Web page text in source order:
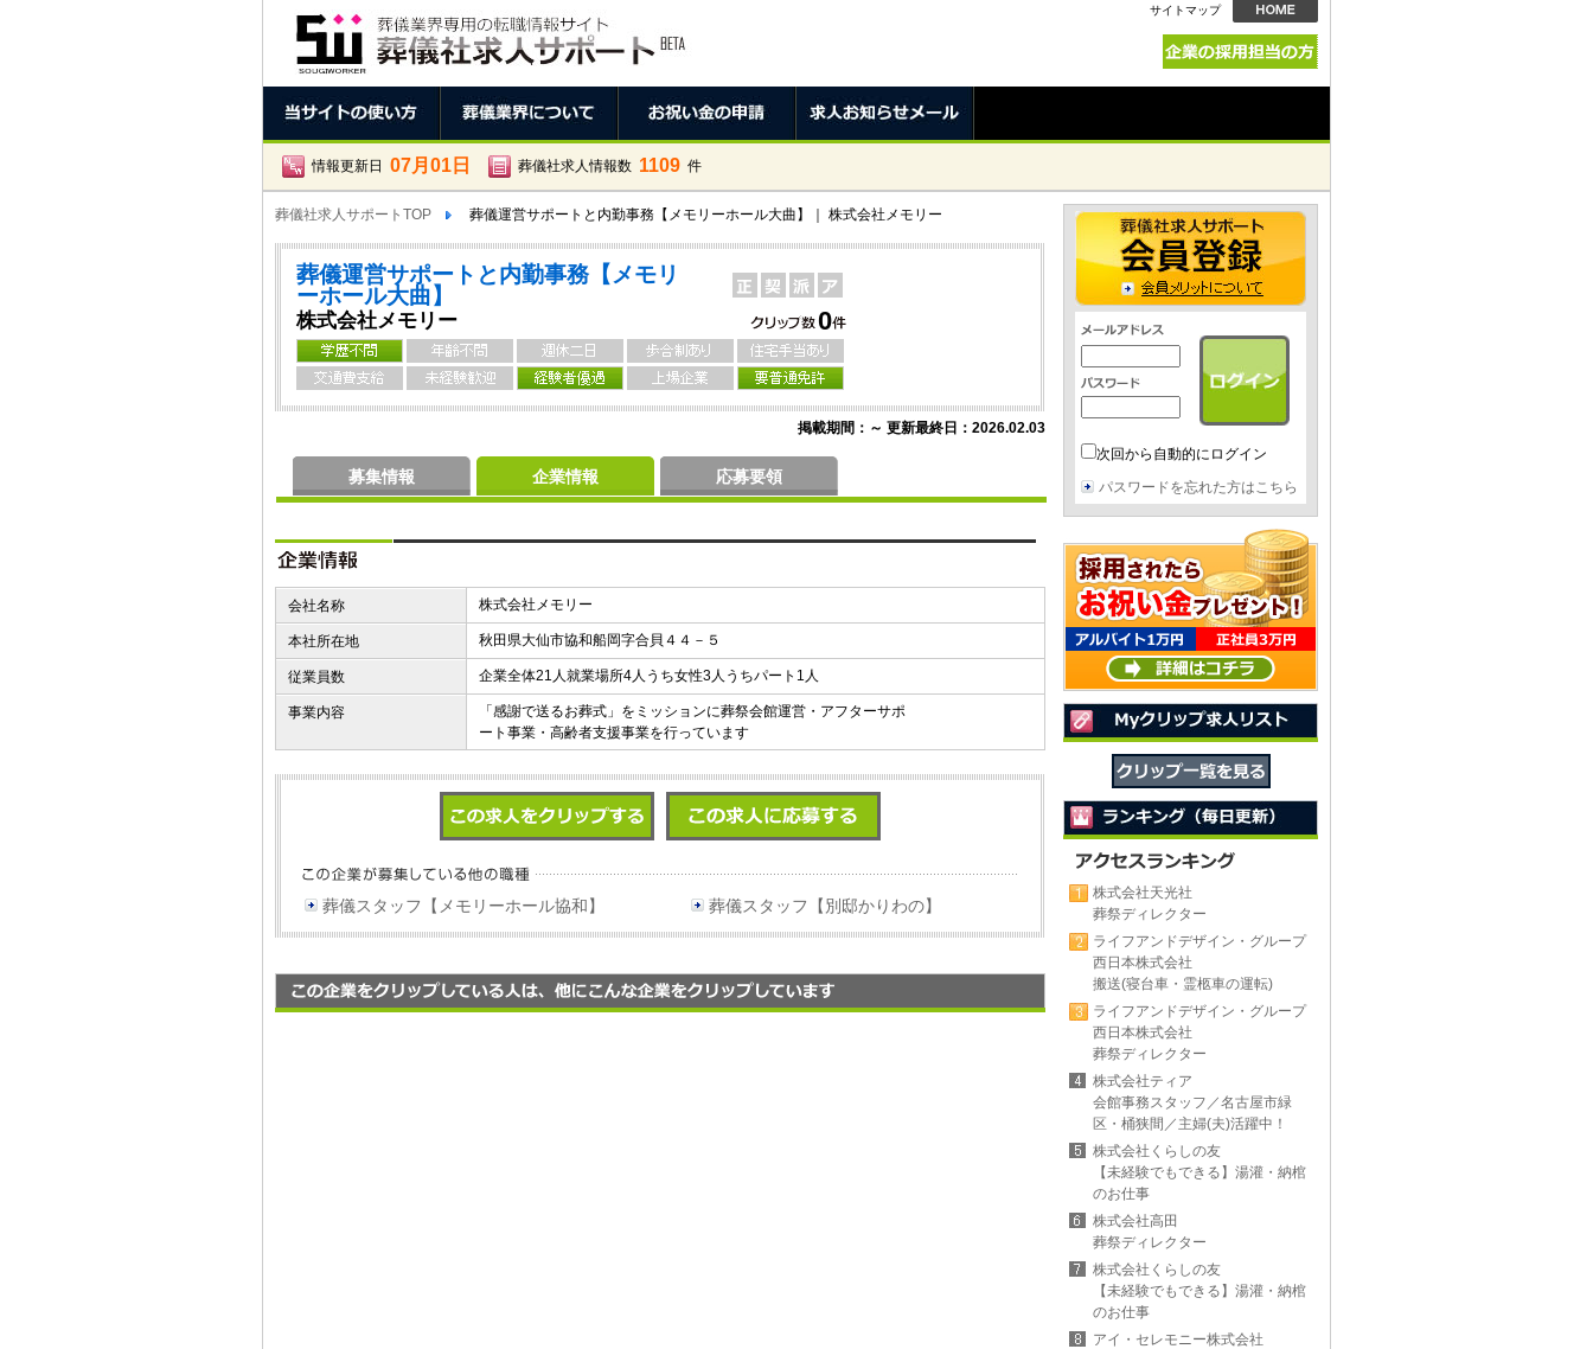
サイトマップ
情報更新日 07月01日 葬儀社求人情報数 1109 件
葬儀社求人サポートTOP 葬儀運営サポートと内勤事務【メモリーホール大曲】｜ 株式会社メモリー
葬儀運営サポートと内勤事務【メモリ
ーホール大曲】
株式会社メモリー 0
掲載期間：～ 更新最終日：2026.02.03
募集情報 企業情報 応募要領
会社名称 株式会社メモリー
本社所在地 秋田県大仙市協和船岡字合貝４４－５
従業員数 企業全体21人就業場所4人うち女性3人うちパート1人
事業内容
「感謝で送るお葬式」をミッションに葬祭会館運営・アフターサポ
ート事業・高齢者支援事業を行っています
葬儀スタッフ【メモリーホール協和】 葬儀スタッフ【別邸かりわの】
次回から自動的にログイン
パスワードを忘れた方はこちら
株式会社天光社
葬祭ディレクター
ライフアンドデザイン・グループ
西日本株式会社
搬送(寝台車・霊柩車の運転)
ライフアンドデザイン・グループ
西日本株式会社
葬祭ディレクター
株式会社ティア
会館事務スタッフ／名古屋市緑
区・桶狭間／主婦(夫)活躍中！
株式会社くらしの友
【未経験でもできる】湯灌・納棺
のお仕事
株式会社高田
葬祭ディレクター
株式会社くらしの友
【未経験でもできる】湯灌・納棺
のお仕事
アイ・セレモニー株式会社